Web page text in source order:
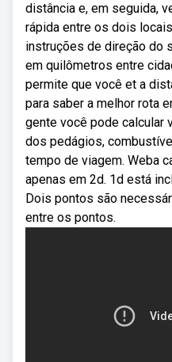
distância e, em seguida,
rápida entre os dois
instruções de direção do
em quilômetros entre
permite que você et a
para saber a melhor rota
gente você pode calcular
dos pedágios,
tempo de viagem. Weba
apenas em 2d. 1d está
Dois pontos são
entre os pontos.